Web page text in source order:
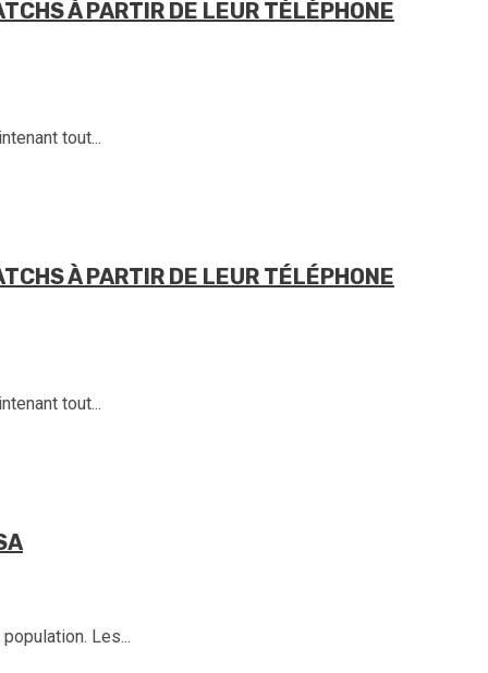
À PARTIR DE LEUR TÉLÉPHONE
tout...
À PARTIR DE LEUR TÉLÉPHONE
tout...
Les...